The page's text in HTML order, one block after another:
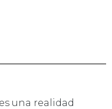
una realidad